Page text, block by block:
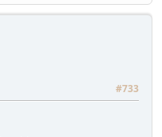
#733